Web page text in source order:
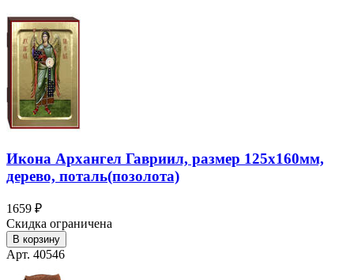
Икона Архангел Гавриил, размер 125х160мм,
дерево, поталь(позолота)
1659 ₽
Скидка ограничена
В корзину
Арт. 40546